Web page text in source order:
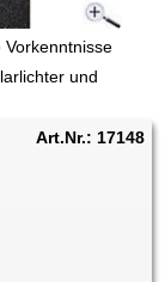
Vorkenntnisse
und
Art.Nr.: 17148